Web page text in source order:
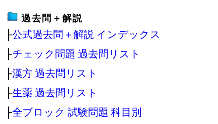
過去問＋解説
├公式過去問＋解説 インデックス
├チェック問題 過去問リスト
├漢方 過去問リスト
├生薬 過去問リスト
├全ブロック 試験問題 科目別